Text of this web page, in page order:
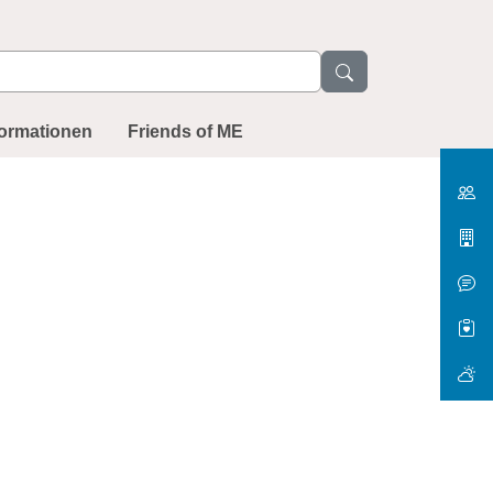
Friends of ME